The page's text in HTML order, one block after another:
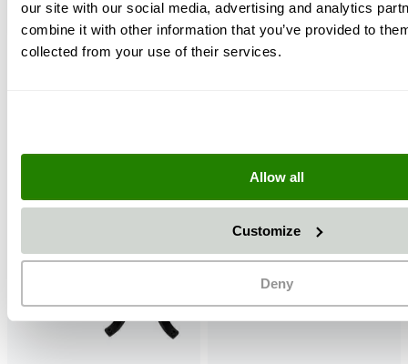
our site with our social media, advertising and analytics
combine it with other information that you’ve provided to
collected from your use of their services.
Allow all
Customize
Deny
Alles in den Warenkorb